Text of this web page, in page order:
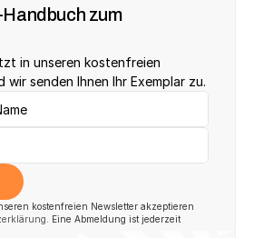
zum
in unseren kostenfreien
wir senden Ihnen Ihr Exemplar zu.
kostenfreien Newsletter akzeptieren
. Eine Abmeldung ist jederzeit